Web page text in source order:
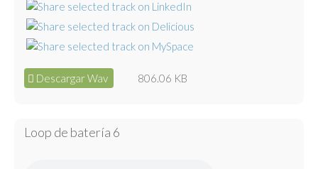
Descargar Wav 806.06 KB
Loop de batería 6